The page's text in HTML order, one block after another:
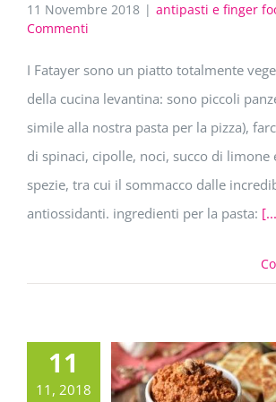
11 Novembre 2018 | antipasti e finger
Commenti
I Fatayer sono un piatto totalmente
della cucina levantina: sono piccoli
simile alla nostra pasta per la pizza),
di spinaci, cipolle, noci, succo di limone
spezie, tra cui il sommacco dalle
antiossidanti. ingredienti per la pasta:
11
11, 2018